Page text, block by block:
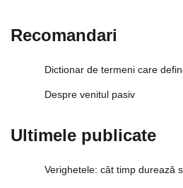
Recomandari
Dictionar de termeni care
Despre venitul pasiv
Ultimele publicate
Verighetele: cât timp durează